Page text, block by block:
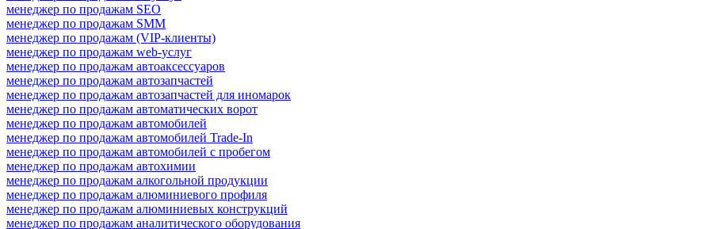
менеджер по продажам SEO
менеджер по продажам SMM
менеджер по продажам (VIP-клиенты)
менеджер по продажам web-услуг
менеджер по продажам автоаксессуаров
менеджер по продажам автозапчастей
менеджер по продажам автозапчастей для иномарок
менеджер по продажам автоматических ворот
менеджер по продажам автомобилей
менеджер по продажам автомобилей Trade-In
менеджер по продажам автомобилей с пробегом
менеджер по продажам автохимии
менеджер по продажам алкогольной продукции
менеджер по продажам алюминиевого профиля
менеджер по продажам алюминиевых конструкций
менеджер по продажам аналитического оборудования